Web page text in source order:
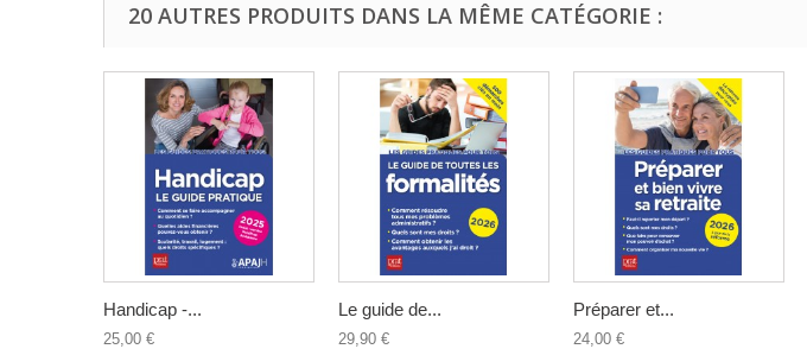
20 AUTRES PRODUITS DANS LA MÊME CATÉGORIE :
Handicap -...
25,00 €
Le guide de...
29,90 €
Préparer et...
24,00 €